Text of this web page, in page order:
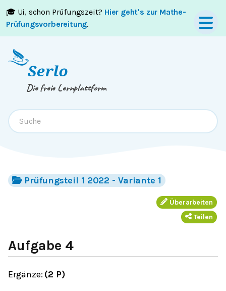
🎓 Ui, schon Prüfungszeit? Hier geht's zur Mathe-
Prüfungsvorbereitung.
Springe zumInhaltoderFooter
Die freie Lernplattform
Prüfungsteil 1 2022 - Variante 1
Überarbeiten
Teilen
Aufgabe 4
Ergänze: (2 P)